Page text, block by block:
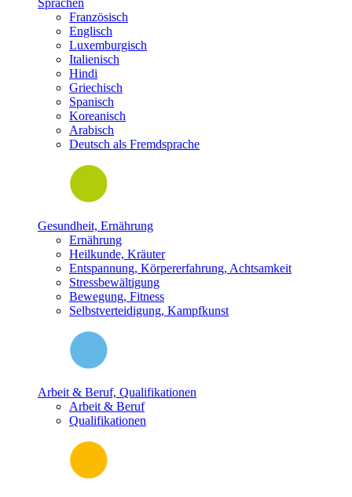
Sprachen
Französisch
Englisch
Luxemburgisch
Italienisch
Hindi
Griechisch
Spanisch
Koreanisch
Arabisch
Deutsch als Fremdsprache
Gesundheit, Ernährung
Ernährung
Heilkunde, Kräuter
Entspannung, Körpererfahrung, Achtsamkeit
Stressbewältigung
Bewegung, Fitness
Selbstverteidigung, Kampfkunst
Arbeit & Beruf, Qualifikationen
Arbeit & Beruf
Qualifikationen